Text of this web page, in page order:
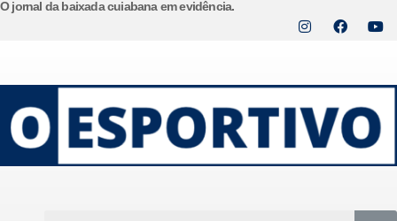
o
conteúdo
O jornal da baixada cuiabana em evidência.